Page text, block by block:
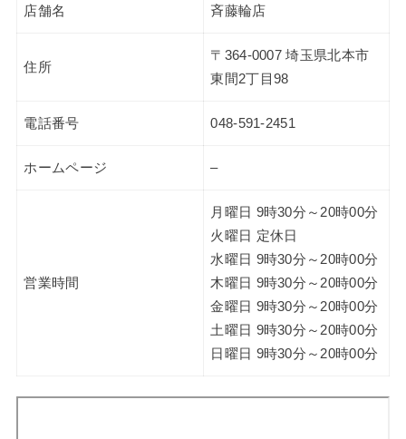
店舗名 斉藤輪店
住所
〒364-0007 埼玉県北本市
東間2丁目98
電話番号 048-591-2451
ホームページ –
営業時間
月曜日 9時30分～20時00分
火曜日 定休日
水曜日 9時30分～20時00分
木曜日 9時30分～20時00分
金曜日 9時30分～20時00分
土曜日 9時30分～20時00分
日曜日 9時30分～20時00分